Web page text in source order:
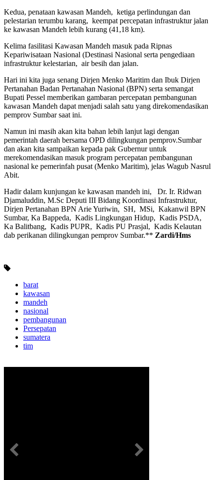
Kedua, penataan kawasan Mandeh, ketiga perlindungan dan
pelestarian terumbu karang, keempat percepatan infrastruktur jalan
ke kawasan Mandeh lebih kurang (41,18 km).
Kelima fasilitasi Kawasan Mandeh masuk pada Ripnas
Kepariwisataan Nasional (Destinasi Nasional serta pengediaan
infrastruktur kelestarian, air besih dan jalan.
Hari ini kita juga senang Dirjen Menko Maritim dan Ibuk Dirjen
Pertanahan Badan Pertanahan Nasional (BPN) serta semangat
Bupati Pessel memberikan gambaran percepatan pembangunan
kawasan Mandeh dapat menjadi salah satu yang direkomendasikan
pemprov Sumbar saat ini.
Namun ini masih akan kita bahan lebih lanjut lagi dengan
pemerintah daerah bersama OPD dilingkungan pemprov.Sumbar
dan akan kita sampaikan kepada pak Gubernur untuk
merekomendasikan masuk program percepatan pembangunan
nasional ke pemerinfah pusat (Menko Maritim), jelas Wagub Nasrul
Abit.
Hadir dalam kunjungan ke kawasan mandeh ini, Dr. Ir. Ridwan
Djamaluddin, M.Sc Deputi III Bidang Koordinasi Infrastruktur,
Dirjen Pertanahan BPN Arie Yuriwin, SH, MSi, Kakanwil BPN
Sumbar, Ka Bappeda, Kadis Lingkungan Hidup, Kadis PSDA,
Ka Balitbang, Kadis PUPR, Kadis PU Prasjal, Kadis Kelautan
dab perikanan dilingkungan pemprov Sumbar.** Zardi/Hms
barat
kawasan
mandeh
nasional
pembangunan
Persepatan
sumatera
tim